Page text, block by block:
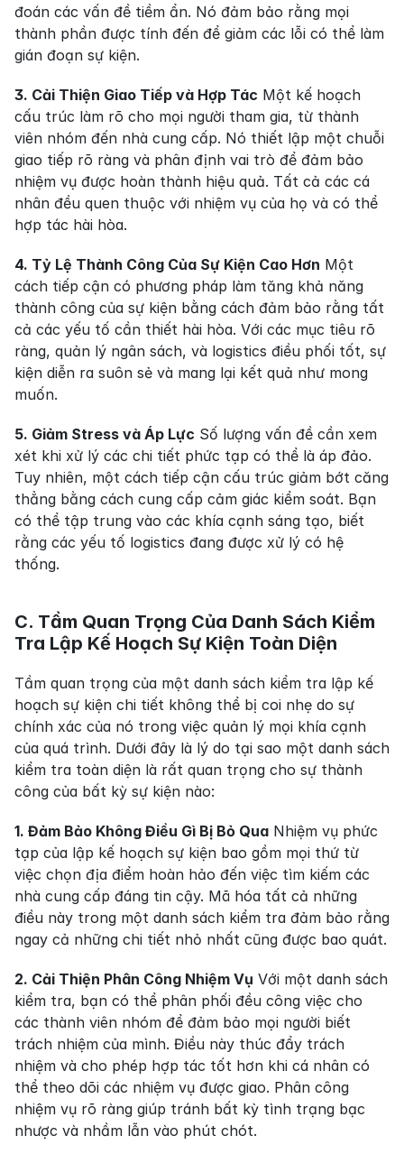
đoán các vấn đề tiềm ẩn. Nó đảm bảo rằng mọi
thành phần được tính đến để giảm các lỗi có thể làm
gián đoạn sự kiện.
3. Cải Thiện Giao Tiếp và Hợp Tác Một kế hoạch
cấu trúc làm rõ cho mọi người tham gia, từ thành
viên nhóm đến nhà cung cấp. Nó thiết lập một chuỗi
giao tiếp rõ ràng và phân định vai trò để đảm bảo
nhiệm vụ được hoàn thành hiệu quả. Tất cả các cá
nhân đều quen thuộc với nhiệm vụ của họ và có thể
hợp tác hài hòa.
4. Tỷ Lệ Thành Công Của Sự Kiện Cao Hơn Một
cách tiếp cận có phương pháp làm tăng khả năng
thành công của sự kiện bằng cách đảm bảo rằng tất
cả các yếu tố cần thiết hài hòa. Với các mục tiêu rõ
ràng, quản lý ngân sách, và logistics điều phối tốt, sự
kiện diễn ra suôn sẻ và mang lại kết quả như mong
muốn.
5. Giảm Stress và Áp Lực Số lượng vấn đề cần xem
xét khi xử lý các chi tiết phức tạp có thể là áp đảo.
Tuy nhiên, một cách tiếp cận cấu trúc giảm bớt căng
thẳng bằng cách cung cấp cảm giác kiểm soát. Bạn
có thể tập trung vào các khía cạnh sáng tạo, biết
rằng các yếu tố logistics đang được xử lý có hệ
thống.
C. Tầm Quan Trọng Của Danh Sách Kiểm
Tra Lập Kế Hoạch Sự Kiện Toàn Diện
Tầm quan trọng của một danh sách kiểm tra lập kế
hoạch sự kiện chi tiết không thể bị coi nhẹ do sự
chính xác của nó trong việc quản lý mọi khía cạnh
của quá trình. Dưới đây là lý do tại sao một danh sách
kiểm tra toàn diện là rất quan trọng cho sự thành
công của bất kỳ sự kiện nào:
1. Đảm Bảo Không Điều Gì Bị Bỏ Qua Nhiệm vụ phức
tạp của lập kế hoạch sự kiện bao gồm mọi thứ từ
việc chọn địa điểm hoàn hảo đến việc tìm kiếm các
nhà cung cấp đáng tin cậy. Mã hóa tất cả những
điều này trong một danh sách kiểm tra đảm bảo rằng
ngay cả những chi tiết nhỏ nhất cũng được bao quát.
2. Cải Thiện Phân Công Nhiệm Vụ Với một danh sách
kiểm tra, bạn có thể phân phối đều công việc cho
các thành viên nhóm để đảm bảo mọi người biết
trách nhiệm của mình. Điều này thúc đẩy trách
nhiệm và cho phép hợp tác tốt hơn khi cá nhân có
thể theo dõi các nhiệm vụ được giao. Phân công
nhiệm vụ rõ ràng giúp tránh bất kỳ tình trạng bạc
nhược và nhầm lẫn vào phút chót.